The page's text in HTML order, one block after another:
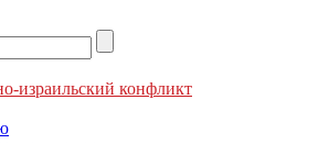
израильский конфликт